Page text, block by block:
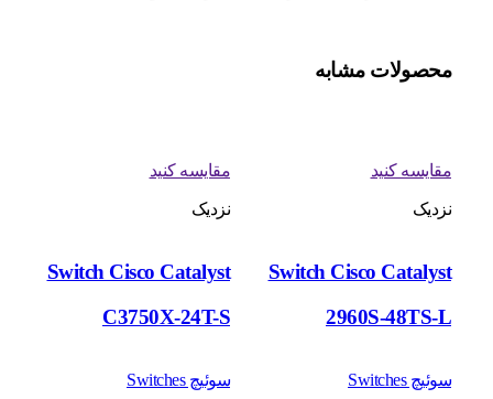
محصولات مشابه
مقایسه کنید
نزدیک
Switch Cisco Catalyst
2960S-48TS-L
سوئیچ Switches
مقایسه کنید
نزدیک
Switch Cisco Catalyst
C3750X-24T-S
سوئیچ Switches